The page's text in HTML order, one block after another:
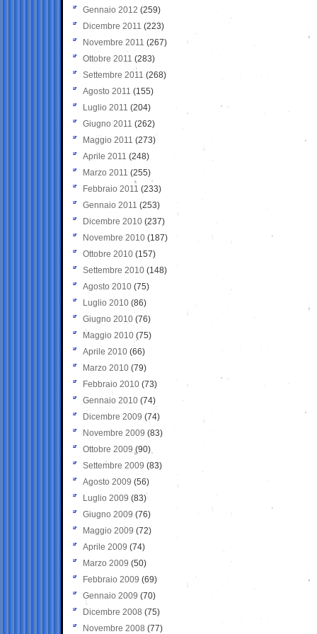
Gennaio 2012 (259)
Dicembre 2011 (223)
Novembre 2011 (267)
Ottobre 2011 (283)
Settembre 2011 (268)
Agosto 2011 (155)
Luglio 2011 (204)
Giugno 2011 (262)
Maggio 2011 (273)
Aprile 2011 (248)
Marzo 2011 (255)
Febbraio 2011 (233)
Gennaio 2011 (253)
Dicembre 2010 (237)
Novembre 2010 (187)
Ottobre 2010 (157)
Settembre 2010 (148)
Agosto 2010 (75)
Luglio 2010 (86)
Giugno 2010 (76)
Maggio 2010 (75)
Aprile 2010 (66)
Marzo 2010 (79)
Febbraio 2010 (73)
Gennaio 2010 (74)
Dicembre 2009 (74)
Novembre 2009 (83)
Ottobre 2009 (90)
Settembre 2009 (83)
Agosto 2009 (56)
Luglio 2009 (83)
Giugno 2009 (76)
Maggio 2009 (72)
Aprile 2009 (74)
Marzo 2009 (50)
Febbraio 2009 (69)
Gennaio 2009 (70)
Dicembre 2008 (75)
Novembre 2008 (77)